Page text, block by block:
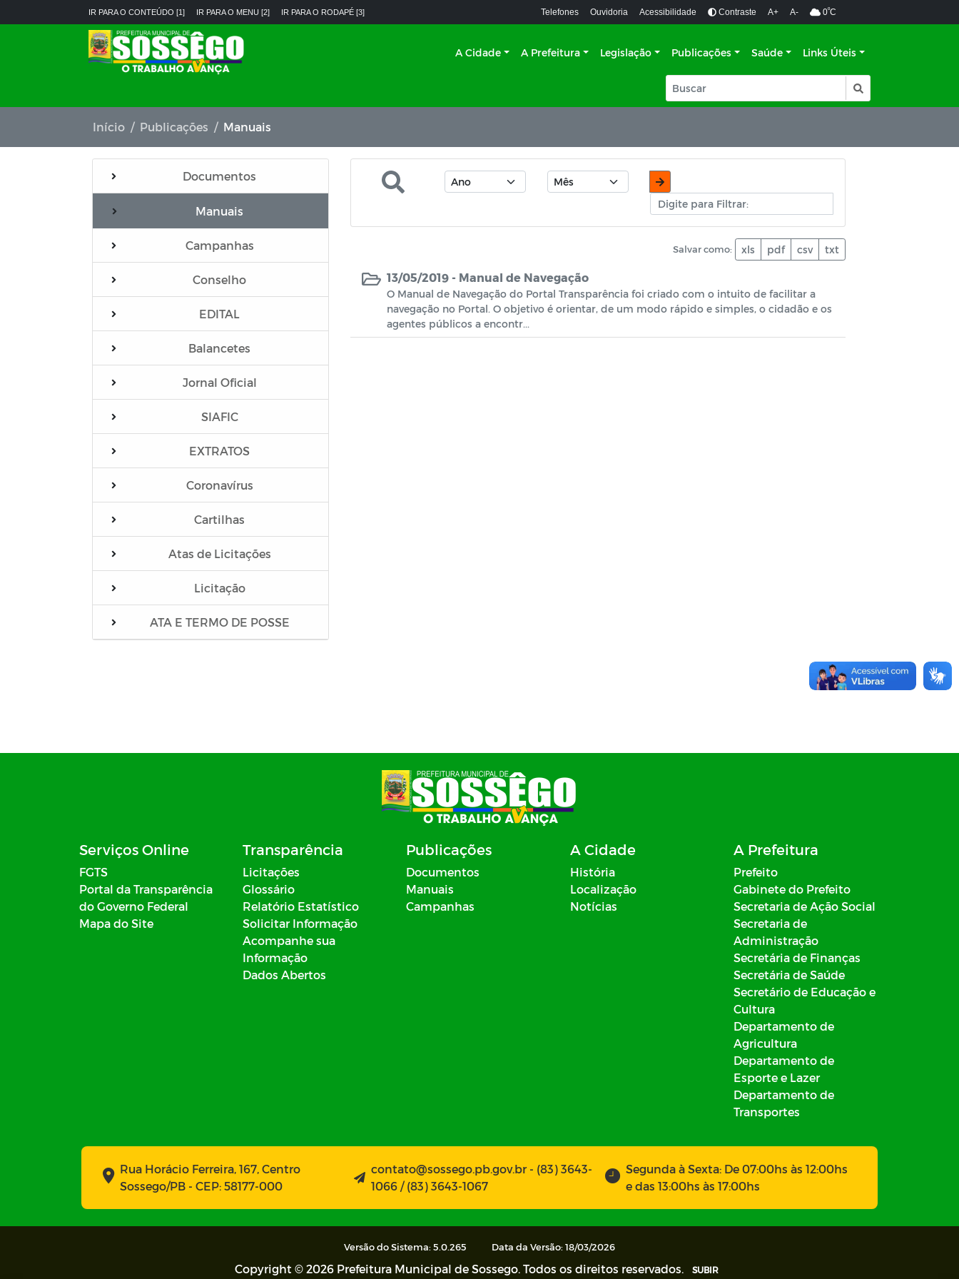
IR PARA O CONTEÚDO [1] IR PARA O MENU [2] IR PARA O RODAPÉ [3] Telefones Ouvidoria Acessibilidade Contraste A+ A- 0ºC
A Cidade A Prefeitura Legislação Publicações Saúde Links Úteis
Início Publicações Manuais
Documentos
Manuais
Campanhas
Conselho
EDITAL
Balancetes
Jornal Oficial
SIAFIC
EXTRATOS
Coronavírus
Cartilhas
Atas de Licitações
Licitação
ATA E TERMO DE POSSE
Salvar como: xls pdf csv txt
13/05/2019 - Manual de Navegação
O Manual de Navegação do Portal Transparência foi criado com o intuito de facilitar a
navegação no Portal. O objetivo é orientar, de um modo rápido e simples, o cidadão e os
agentes públicos a encontr...
Serviços Online
FGTS
Portal da Transparência
do Governo Federal
Mapa do Site
Transparência
Licitações
Glossário
Relatório Estatístico
Solicitar Informação
Acompanhe sua
Informação
Dados Abertos
Publicações
Documentos
Manuais
Campanhas
A Cidade
História
Localização
Notícias
A Prefeitura
Prefeito
Gabinete do Prefeito
Secretaria de Ação Social
Secretaria de
Administração
Secretária de Finanças
Secretária de Saúde
Secretário de Educação e
Cultura
Departamento de
Agricultura
Departamento de
Esporte e Lazer
Departamento de
Transportes
Rua Horácio Ferreira, 167, Centro
Sossego/PB - CEP: 58177-000
contato@sossego.pb.gov.br - (83) 3643-
1066 / (83) 3643-1067
Segunda à Sexta: De 07:00hs às 12:00hs
e das 13:00hs às 17:00hs
Versão do Sistema: 5.0.265 Data da Versão: 18/03/2026
Copyright © 2026 Prefeitura Municipal de Sossego. Todos os direitos reservados. SUBIR